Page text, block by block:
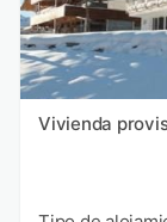
Vivienda